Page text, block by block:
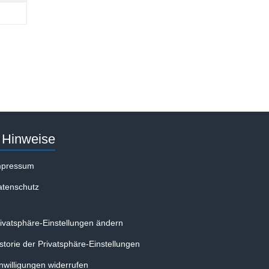
Hinweise
Einstellungen ändern
der Privatsphäre-Einstellungen
widerrufen